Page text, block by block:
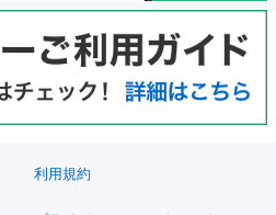
利用規約